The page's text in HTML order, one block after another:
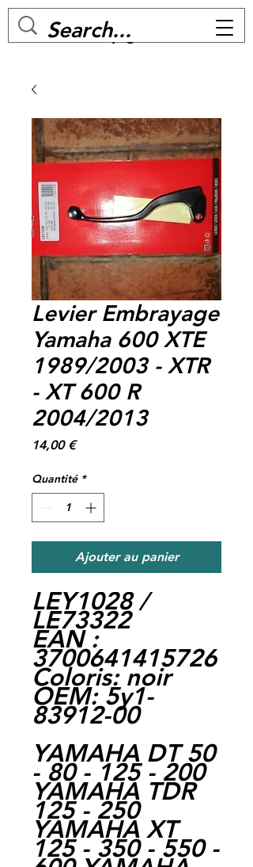
MC BIKE Perpignan
Levier Embrayage
Yamaha 600 XTE
1989/2003 - XTR
- XT 600 R
2004/2013
14,00 €Prix
Quantité *
Ajouter au panier
LEY1028 /
LE73322
EAN :
3700641415726
Coloris: noir
OEM: 5y1-
83912-00
YAMAHA DT 50
- 80 - 125 - 200
YAMAHA TDR
125 - 250
YAMAHA XT
125 - 350 - 550 -